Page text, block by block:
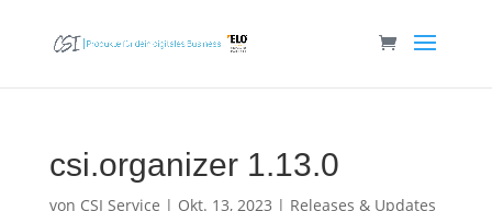
csi.organizer 1.13.0
von CSI Service | Okt. 13, 2023 | Releases & Updates